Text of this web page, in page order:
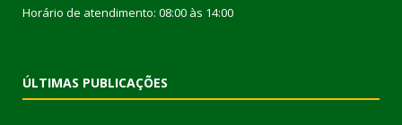
Horário de atendimento: 08:00 às 14:00
ÚLTIMAS PUBLICAÇÕES